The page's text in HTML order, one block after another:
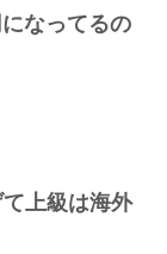
なってるの
上級は海外